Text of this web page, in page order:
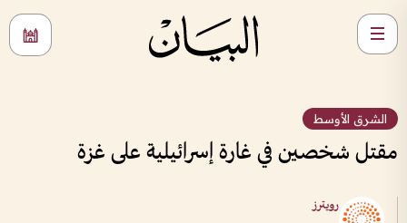
الشرق الأوسط
مقتل شخصين في غارة إسرائيلية على غزة
رويترز